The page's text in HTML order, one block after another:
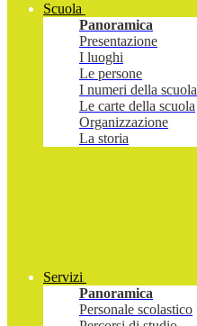
Scuola
Panoramica
Presentazione
I luoghi
Le persone
I numeri della scuola
Le carte della scuola
Organizzazione
La storia
Servizi
Panoramica
Personale scolastico